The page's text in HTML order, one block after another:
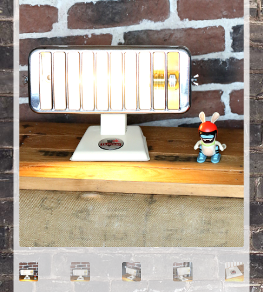
Créations sur commande
D’autres créations
Fourchette
Grands luminaires
Huître
La philosophie
Lampe à poser
Les Collections
Luminaires